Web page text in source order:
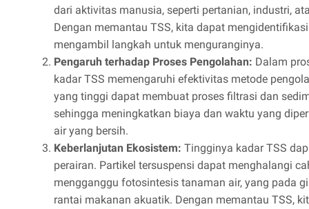
dari aktivitas manusia, seperti pertanian, industri,
Dengan memantau TSS, kita dapat
mengambil langkah untuk menguranginya.
Pengaruh terhadap Proses Pengolahan: Dalam
kadar TSS memengaruhi efektivitas metode
yang tinggi dapat membuat proses filtrasi dan
sehingga meningkatkan biaya dan waktu yang
air yang bersih.
Keberlanjutan Ekosistem: Tingginya kadar TSS
perairan. Partikel tersuspensi dapat menghalangi
mengganggu fotosintesis tanaman air, yang pada
rantai makanan akuatik. Dengan memantau TSS,